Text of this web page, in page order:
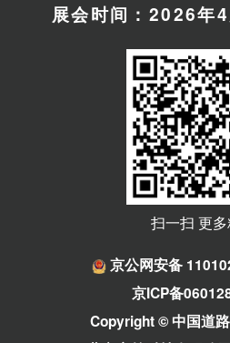
展会时间：2026年
扫一扫 更
京公网安备
京ICP备
Copyright © 中国道